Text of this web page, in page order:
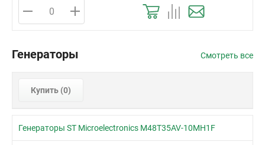
Генераторы Смотреть все
Купить (0)
Генераторы ST Microelectronics M48T35AV-10MH1F